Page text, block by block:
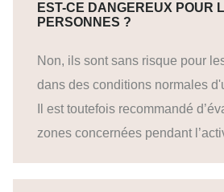
EST-CE DANGEREUX POUR
PERSONNES ?
Non, ils sont sans risque pour
dans des conditions normales
Il est toutefois recommandé
zones concernées pendant